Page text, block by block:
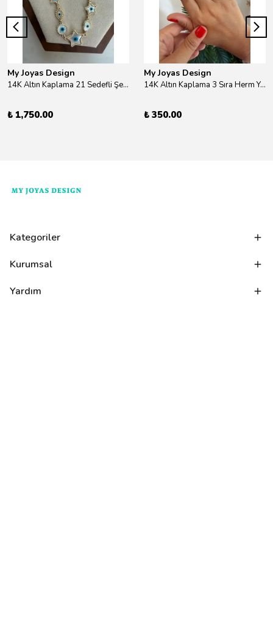
My Joyas Design
14K Altın Kaplama 21 Sedefli Şekiller Kolye 46cm
₺ 1,750.00
My Joyas Design
14K Altın Kaplama 3 Sıra Herm Yüzük Gold
₺ 350.00
Kategoriler
Kurumsal
Yardım